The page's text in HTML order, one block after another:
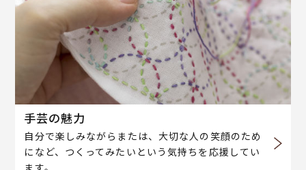
手芸の魅力
自分で楽しみながらまたは、大切な人の笑顔のため
になど、つくってみたいという気持ちを応援してい
ます。